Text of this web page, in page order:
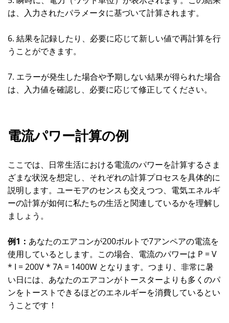
は、入力されたパラメータに基づいて計算されます。
6. 結果を記録したり、必要に応じて新しい値で再計算を行
うことができます。
7. エラーが発生した場合や予期しない結果が得られた場合
は、入力値を確認し、必要に応じて修正してください。
電流パワー計算の例
ここでは、日常生活における電流のパワーを計算するさま
ざまな状況を想定し、それぞれの計算プロセスを具体的に
説明します。ユーモアのセンスも交えつつ、電気エネルギ
ーの計算が如何に私たちの生活と関連しているかを理解し
ましょう。
例1： あなたのエアコンが200ボルトで7アンペアの電流を
使用しているとします。この場合、電流のパワーは P = V
* I = 200V * 7A = 1400W となります。つまり、非常に暑
い日には、あなたのエアコンがトースターよりも多くのパ
ンをトーストできるほどのエネルギーを消費しているとい
うことです！